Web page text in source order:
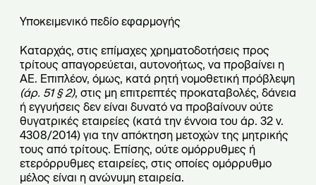
Υποκειμενικό πεδίο εφαρμογής
Καταρχάς, στις επίμαχες χρηματοδοτήσεις προς
τρίτους απαγορεύεται, αυτονοήτως, να προβαίνει η
ΑΕ. Επιπλέον, όμως, κατά ρητή νομοθετική πρόβλεψη
(άρ. 51 § 2), στις μη επιτρεπτές προκαταβολές, δάνεια
ή εγγυήσεις δεν είναι δυνατό να προβαίνουν ούτε
θυγατρικές εταιρείες (κατά την έννοια του άρ. 32 ν.
4308/2014) για την απόκτηση μετοχών της μητρικής
τους από τρίτους. Επίσης, ούτε ομόρρυθμες ή
ετερόρρυθμες εταιρείες, στις οποίες ομόρρυθμο
μέλος είναι η ανώνυμη εταιρεία.